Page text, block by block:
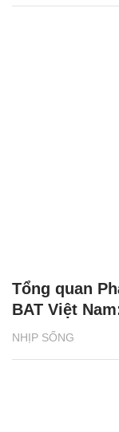
NHỊP SỐNG
Tổng quan
BAT Việt